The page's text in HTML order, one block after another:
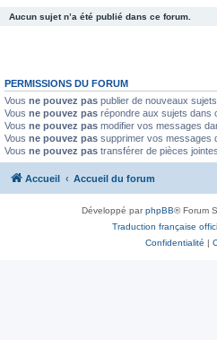
Aucun sujet n’a été publié dans ce forum.
PERMISSIONS DU FORUM
Vous ne pouvez pas publier de nouveaux
Vous ne pouvez pas répondre aux sujets dans
Vous ne pouvez pas modifier vos messages
Vous ne pouvez pas supprimer vos messages
Vous ne pouvez pas transférer de pièces
Accueil Accueil du forum
Développé parphpBB® Forum
Traduction française
Confidentialité |